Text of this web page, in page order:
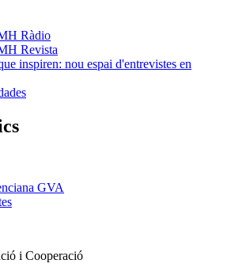
Ràdio
Revista
inspiren: nou espai d'entrevistes en
GVA
i Cooperació